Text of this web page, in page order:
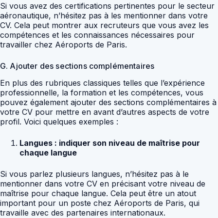
Si vous avez des certifications pertinentes pour le secteur
aéronautique, n’hésitez pas à les mentionner dans votre
CV. Cela peut montrer aux recruteurs que vous avez les
compétences et les connaissances nécessaires pour
travailler chez Aéroports de Paris.
G. Ajouter des sections complémentaires
En plus des rubriques classiques telles que l’expérience
professionnelle, la formation et les compétences, vous
pouvez également ajouter des sections complémentaires à
votre CV pour mettre en avant d’autres aspects de votre
profil. Voici quelques exemples :
Langues : indiquer son niveau de maîtrise pour
chaque langue
Si vous parlez plusieurs langues, n’hésitez pas à le
mentionner dans votre CV en précisant votre niveau de
maîtrise pour chaque langue. Cela peut être un atout
important pour un poste chez Aéroports de Paris, qui
travaille avec des partenaires internationaux.